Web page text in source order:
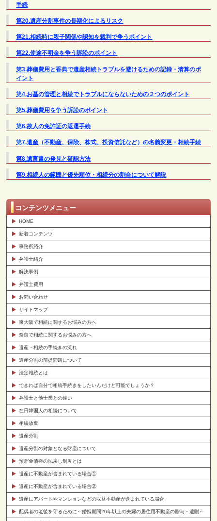
手続
第20.遺産分割事件の長期化によるリスク
第21.相続時に親子関係や認知を裁判で争うポイント
第22.使途不明金を争う訴訟のポイント
第3.葬儀費用と香典で遺産相続トラブルを避けるための記録・清算のポ
イント
第4.お墓の管理と相続でトラブルにならないための２つのポイント
第5.葬儀費用を争う訴訟のポイント
第6.故人の免許証の返還手続
第7.遺産（不動産、保険、株式、投資信託など）の名義変更・相続手続
第8.遺言書の発見と確認方法
第9.相続人の範囲と優先順位・相続分の割合について解説
コンテンツメニュー
HOME
新着コンテンツ
事務所紹介
弁護士紹介
解決事例
弁護士費用
お問い合わせ
サイトマップ
東大阪で相続に関するお悩みの方へ
奈良で相続に関するお悩みの方へ
遺産・相続の手続きの流れ
遺産分割の前提問題について
法定相続とは
できれば自分で相続手続きをしたいんだけど可能でしょうか？
弁護士と他士業との違い
在日韓国人の相続について
相続放棄
遺産分割
遺産分割の対象となる財産について
預貯金債権の払戻し制度とは
遺産に不動産が含まれている場合①
遺産に不動産が含まれている場合②
遺産にアパートやマンションなどの収益不動産が含まれている場合
配偶者の老後を守るために～婚姻期間20年以上の夫婦の居住用不動産の贈与・遺贈～